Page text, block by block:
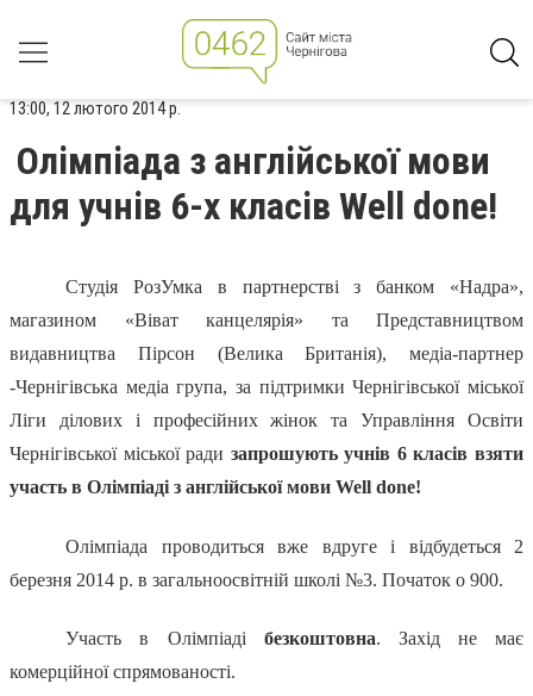
13:00, 12 лютого 2014 р.
Олімпіада з англійської мови
для учнів 6-х класів Well done!
Студія РозУмка в партнерстві з банком «Надра»,
магазином «Віват канцелярія» та Представництвом
видавництва Пірсон (Велика Британія), медіа-партнер
-Чернігівська медіа група, за підтримки Чернігівської міської
Ліги ділових і професійних жінок та Управління Освіти
Чернігівської міської ради запрошують учнів 6 класів взяти
участь в Олімпіаді з англійської мови Well done!
Олімпіада проводиться вже вдруге і відбудеться 2
березня 2014 р. в загальноосвітній школі №3. Початок о 900.
Участь в Олімпіаді безкоштовна. Захід не має
комерційної спрямованості.